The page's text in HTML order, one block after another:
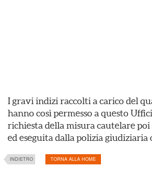
I gravi indizi raccolti a carico del
hanno così permesso a questo
richiesta della misura cautelare poi
ed eseguita dalla polizia giudiziaria
INDIETRO TORNA ALLA HOME